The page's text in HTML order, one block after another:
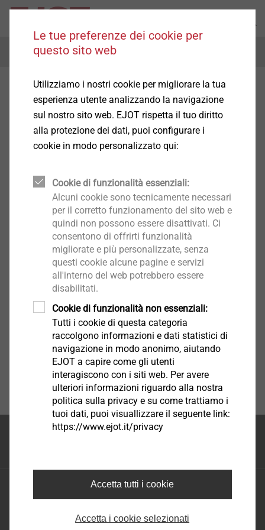
Menu
EJOT S.A.S. di EJOT Tecnologie di fissaggio S.R.L.
Via Marco Polo 16 - 35011 Campodarsego Padova
Tel.: +39 049 986 9000
Le tue preferenze dei cookie per
questo sito web
Utilizziamo i nostri cookie per migliorare la tua
esperienza utente analizzando la navigazione
sul nostro sito web. EJOT rispetta il tuo diritto
alla protezione dei dati, puoi configurare i
cookie in modo personalizzato qui:
Cookie di funzionalità essenziali:
Alcuni cookie sono tecnicamente necessari
per il corretto funzionamento del sito web e
quindi non possono essere disattivati. Ci
consentono di offrirti funzionalità
migliorate e più personalizzate, senza
questi cookie alcune pagine e servizi
all'interno del web potrebbero essere
disabilitati.
Cookie di funzionalità non essenziali:
Tutti i cookie di questa categoria
raccolgono informazioni e dati statistici di
navigazione in modo anonimo, aiutando
EJOT a capire come gli utenti
interagiscono con i siti web. Per avere
ulteriori informazioni riguardo alla nostra
politica sulla privacy e su come trattiamo i
tuoi dati, puoi visuallizzare il seguente link:
https://www.ejot.it/privacy
Accetta tutti i cookie
Accetta i cookie selezionati